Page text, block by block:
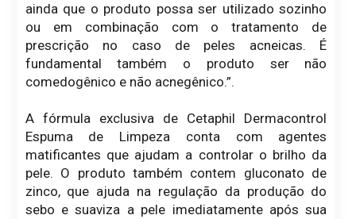
ainda que o produto possa ser utilizado sozinho
ou em combinação com o tratamento de
prescrição no caso de peles acneicas. É
fundamental também o produto ser não
comedogênico e não acnegênico.”.
A fórmula exclusiva de Cetaphil Dermacontrol
Espuma de Limpeza conta com agentes
matificantes que ajudam a controlar o brilho da
pele. O produto também contem gluconato de
zinco, que ajuda na regulação da produção do
sebo e suaviza a pele imediatamente após sua